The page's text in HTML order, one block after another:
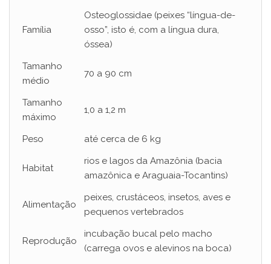
Família
Osteoglossidae (peixes “língua-de-
osso”, isto é, com a língua dura,
óssea)
Tamanho
médio
70 a 90 cm
Tamanho
máximo
1,0 a 1,2 m
Peso até cerca de 6 kg
Habitat
rios e lagos da Amazônia (bacia
amazônica e Araguaia-Tocantins)
Alimentação
peixes, crustáceos, insetos, aves e
pequenos vertebrados
Reprodução
incubação bucal pelo macho
(carrega ovos e alevinos na boca)